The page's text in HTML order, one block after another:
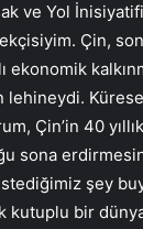
ve Yol
Çin,
ekonomik
lehineydi.
Çin’in 40
sona
şey
bir